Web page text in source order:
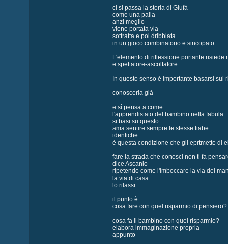
ci si passa la storia di Giufà
come una palla
anzi meglio
viene portata via
sottratta e poi dribblata
in un gioco combinatorio e sincopato.
L'elemento di riflessione portante
e spettatore-ascoltatore.
In questo senso è importante basarsi sul
conoscerla già
e si pensa a come
l'apprendistato del bambino nella fabula
si basi su questo
ama sentire sempre le stesse fiabe
identiche
è questa condizione che gli eprtmette di
fare la strada che conosci non ti fa
dice Ascanio
ripetendo come l'imboccare la via del
la via di casa
lo rilassi...
il punto è
cosa fare con quel risparmio di pensiero?
cosa fa il bambino con quel risparmio?
elabora immaginazione propria
appunto